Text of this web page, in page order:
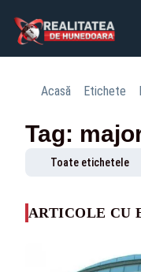
Acasă Etichete
Tag:
Toate etichetele
ARTICOLE CU